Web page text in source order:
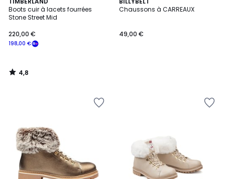
Boots cuir à lacets fourrées
Stone Street Mid
198,00 €
220,00 €
/ 5
4,8
/
Chaussons à CARREAUX
49,00 €